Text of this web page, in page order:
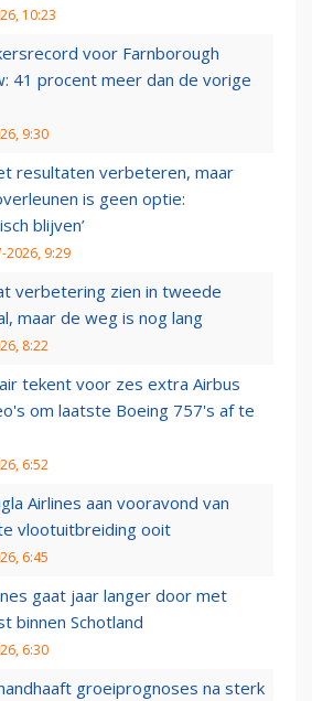
10:23
voor Farnborough
41 procent meer dan de vorige
9:30
resultaten verbeteren, maar
is geen optie:
blijven’
2026, 9:29
verbetering zien in tweede
maar de weg is nog lang
8:22
tekent voor zes extra Airbus
om laatste Boeing 757's af te
6:52
Airlines aan vooravond van
vlootuitbreiding ooit
6:45
gaat jaar langer door met
binnen Schotland
6:30
groeiprognoses na sterk